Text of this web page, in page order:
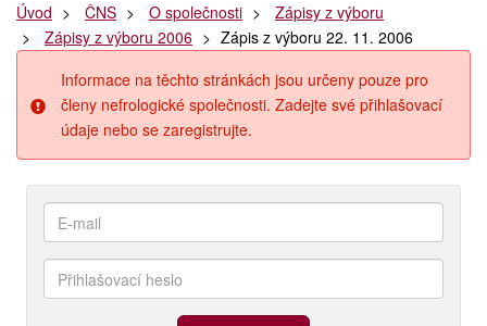
k
postrannímu
Klávesové
zkratky
Úvod ČNS O společnosti
Zápisy z výboru
Zápisy z výboru 2006
Zápis z výboru 22. 11. 2006
Informace na těchto stránkách jsou určeny pouze pro
členy nefrologické společnosti. Zadejte své přihlašovací
údaje nebo se zaregistrujte.